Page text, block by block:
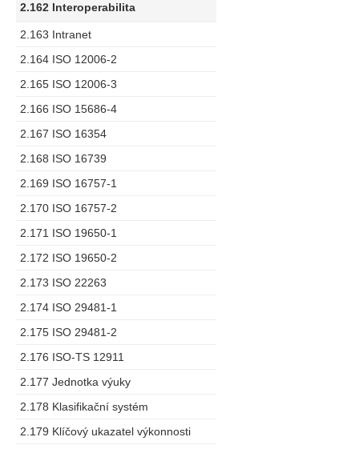
2.162 Interoperabilita
2.163 Intranet
2.164 ISO 12006-2
2.165 ISO 12006-3
2.166 ISO 15686-4
2.167 ISO 16354
2.168 ISO 16739
2.169 ISO 16757-1
2.170 ISO 16757-2
2.171 ISO 19650-1
2.172 ISO 19650-2
2.173 ISO 22263
2.174 ISO 29481-1
2.175 ISO 29481-2
2.176 ISO-TS 12911
2.177 Jednotka výuky
2.178 Klasifikační systém
2.179 Klíčový ukazatel výkonnosti